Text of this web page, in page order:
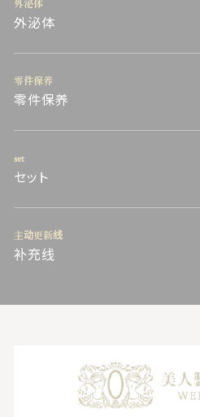
外泌体
外泌体
零件保养
零件保养
セット
set
补充线
主动更新线